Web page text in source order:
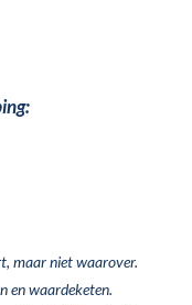
maar niet waarover.
en waardeketen.